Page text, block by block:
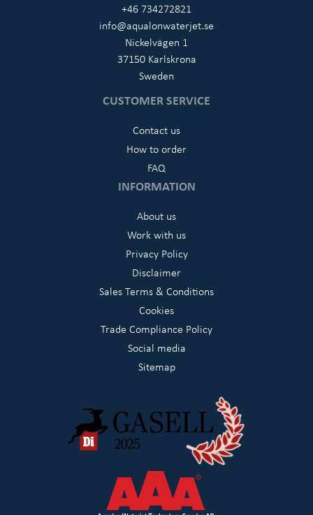
+46 734272821
info@aqualonwaterjet.se
Nickelvägen 1
37150 Karlskrona
Sweden
CUSTOMER SERVICE
Contact us
How to order
FAQ
INFORMATION
About us
Work with us
Privacy Policy
Disclaimer
Sales Terms & Conditions
Cookies
Trade Compliance Policy
Social media
Sitemap